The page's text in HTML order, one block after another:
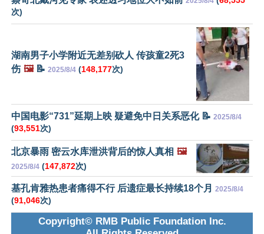
次)
湖南男子小学附近无差别砍人 传孩童2死3
伤 🖼️📝 2025/8/4 (148,177次)
中国电影“731”延期上映 疑避免中日关系恶化 📝 2025/8/4
(93,551次)
北京暴雨 密云水库泄洪背后的惊人真相 🖼️
2025/8/4 (147,872次)
基孔肯雅热患者痛得不行 后遗症最长持续18个月 2025/8/4
(91,046次)
Copyright© RMB Public Foundation Inc.